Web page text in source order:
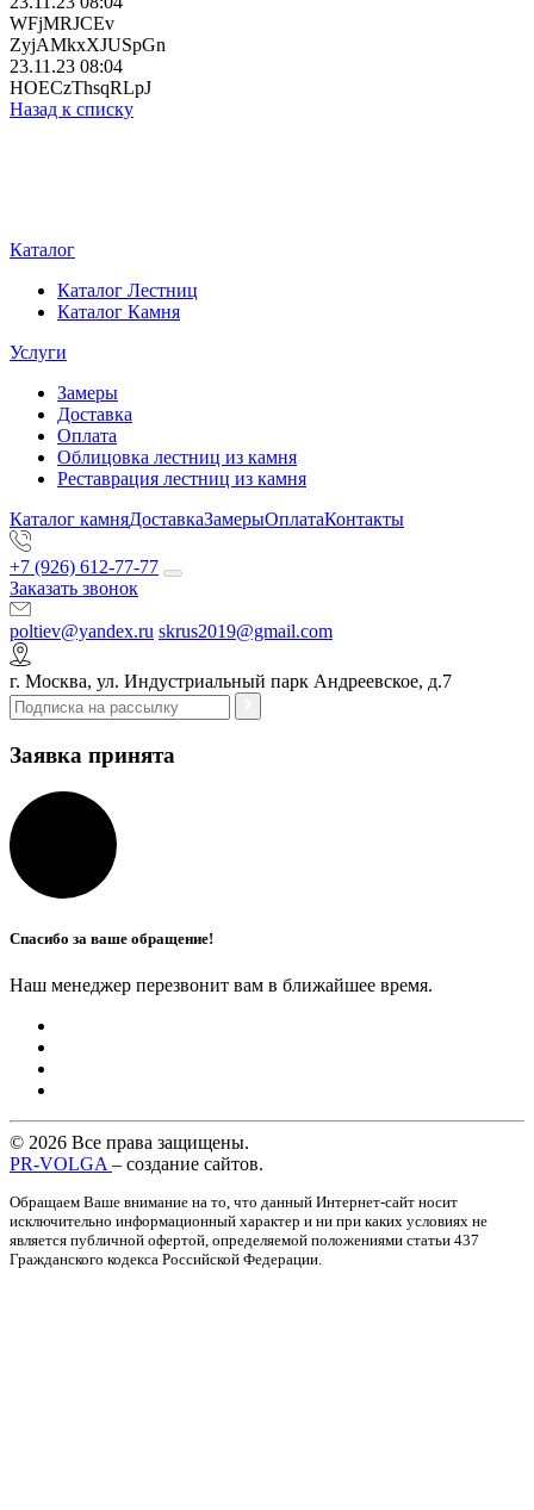
WFjMRJCEv
ZyjAMkxXJUSpGn
23.11.23 08:04
HOECzThsqRLpJ
Назад к списку
Каталог
Каталог Лестниц
Каталог Камня
Услуги
Замеры
Доставка
Оплата
Облицовка лестниц из камня
Реставрация лестниц из камня
Каталог камняДоставкаЗамерыОплатаКонтакты
+7 (926) 612-77-77
Заказать звонок
poltiev@yandex.ru skrus2019@gmail.com
г. Москва, ул. Индустриальный парк Андреевское, д.7
Заявка принята
Спасибо за ваше обращение!
Наш менеджер перезвонит вам в ближайшее время.
© 2026 Все права защищены.
PR-VOLGA – создание сайтов.
Обращаем Ваше внимание на то, что данный Интернет-сайт носит
исключительно информационный характер и ни при каких условиях не
является публичной офертой, определяемой положениями статьи 437
Гражданского кодекса Российской Федерации.